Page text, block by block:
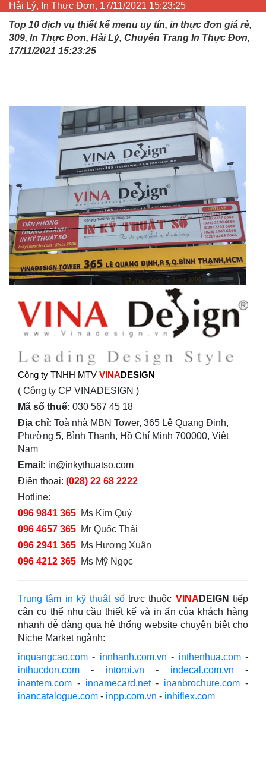
Hải Lý, In Thực Đơn, 17/11/2021 15:23:25
Top 10 dịch vụ thiết kế menu uy tín, in thực đơn giá rẻ,
309, In Thực Đơn, Hải Lý, Chuyên Trang In Thực Đơn,
17/11/2021 15:23:25
Công ty TNHH MTV VINADESIGN
( Công ty CP VINADESIGN )
Mã số thuế: 030 567 45 18
Địa chỉ: Toà nhà MBN Tower, 365 Lê Quang Định,
Phường 5, Bình Thạnh, Hồ Chí Minh 700000, Việt
Nam
Email: in@inkythuatso.com
Điện thoại: (028) 22 68 2222
Hotline:
096 9841 365 Ms Kim Quý
096 4657 365 Mr Quốc Thái
096 2941 365 Ms Hương Xuân
096 4212 365 Ms Mỹ Ngọc
Trung tâm in kỹ thuật sốtrực thuộc VINA DEIGN tiếp
cận cụ thể nhu cầu thiết kế và in ấn của khách hàng
nhanh dễ dàng qua hệ thống website chuyên biệt cho
Niche Market ngành:
inquangcao.com - innhanh.com.vn - inthenhua.com-
inthucdon.com - intoroi.vn - indecal.com.vn -
inantem.com - innamecard.net- inanbrochure.com -
inancatalogue.com - inpp.com.vn - inhiflex.com